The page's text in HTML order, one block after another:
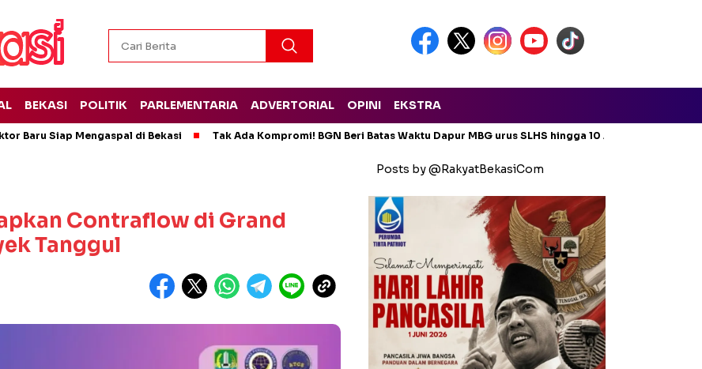
BEKASI POLITIK PARLEMENTARIA ADVERTORIAL OPINI EKSTRA
Baru Siap Mengaspal di Bekasi Tak Ada Kompromi! BGN Beri Batas Waktu Dapur MBG urus SLHS hingga 10 Agustus 2026
Contraflow di Grand
Tanggul
Posts by @RakyatBekasiCom